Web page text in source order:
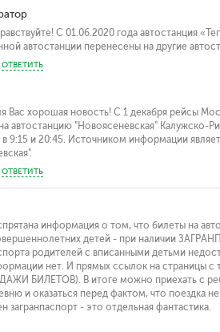
С 01.06.2020 года автостанция
автостанции перенесены на другие
ОТВЕТИТЬ
Вас хорошая новость! С 1 декабря рейсы
автостанцию "Новоясеневская" Калужско-
9:15 и 20:45. Источником информации
ОТВЕТИТЬ
информация о том, что билеты на
детей - при наличии
родителей с вписанными детьми
нет. И прямых ссылок на страницы
БИЛЕТОВ). В итоге можно приехать с
и оказаться перед фактом, что поездка
загранпаспорт - это отдельная фантастика.